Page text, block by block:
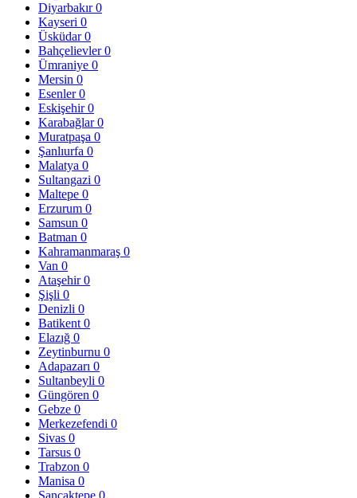
Diyarbakır0
Kayseri 0
Üsküdar0
Bahçelievler0
Ümraniye 0
Mersin 0
Esenler0
Eskişehir0
Karabağlar0
Muratpaşa 0
Şanlıurfa 0
Malatya 0
Sultangazi 0
Maltepe 0
Erzurum 0
Samsun 0
Batman 0
Kahramanmaraş 0
Van 0
Ataşehir0
Şişli 0
Denizli 0
Batikent 0
Elazığ 0
Zeytinburnu 0
Adapazarı 0
Sultanbeyli 0
Güngören 0
Gebze 0
Merkezefendi 0
Sivas 0
Tarsus 0
Trabzon 0
Manisa 0
Sancaktepe 0